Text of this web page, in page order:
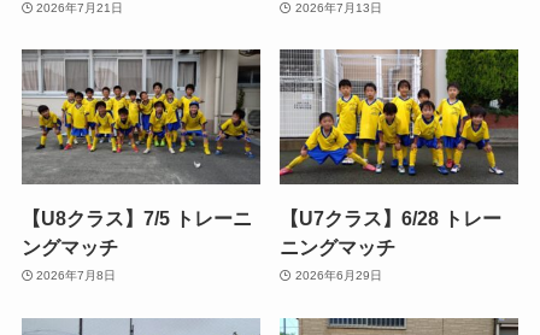
2026年7月21日 2026年7月13日
【U8クラス】7/5 トレーニ
ングマッチ
2026年7月8日
【U7クラス】6/28 トレー
ニングマッチ
2026年6月29日